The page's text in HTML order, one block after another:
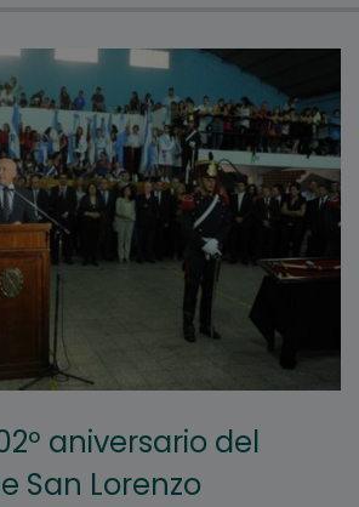
aniversario del
San Lorenzo